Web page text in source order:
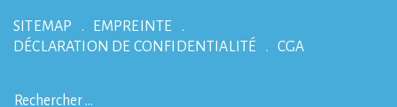
SITEMAP
EMPREINTE
DÉCLARATION DE CONFIDENTIALITÉ
CGA